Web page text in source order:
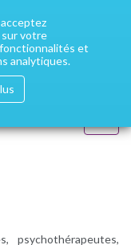
sur votre
et
analytiques.
dans toutes les
psychothérapeutes,